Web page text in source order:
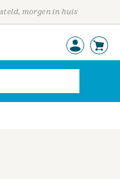
morgen in huis